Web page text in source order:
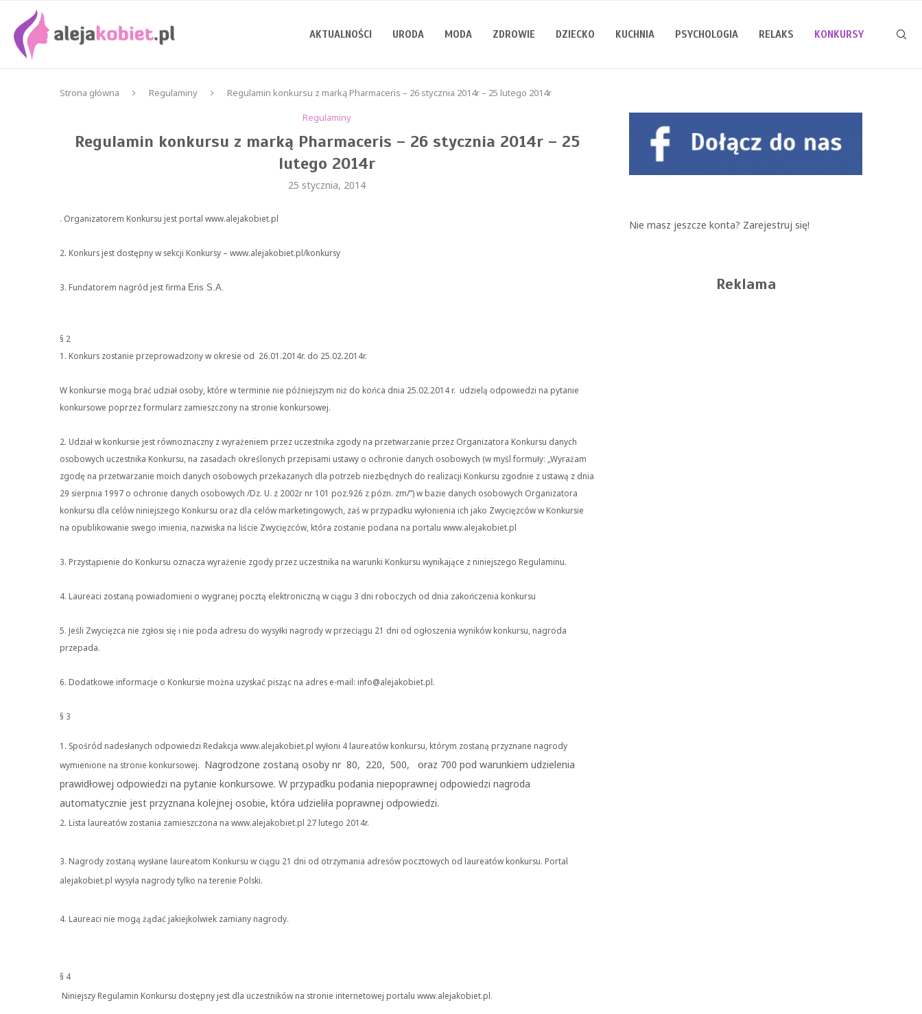
AKTUALNOŚCI URODA MODA ZDROWIE DZIECKO KUCHNIA PSYCHOLOGIA RELAKS KONKURSY
Strona główna Regulaminy
Regulamin konkursu z marką Pharmaceris – 26 stycznia 2014r – 25 lutego 2014r
Regulaminy
Regulamin konkursu z marką Pharmaceris – 26 stycznia 2014r – 25
lutego 2014r
25 stycznia, 2014
. Organizatorem Konkursu jest portal www.alejakobiet.pl
2. Konkurs jest dostępny w sekcji Konkursy – www.alejakobiet.pl/konkursy
3. Fundatorem nagród jest firma Eris S.A.
§ 2
1. Konkurs zostanie przeprowadzony w okresie od 26.01.2014r. do 25.02.2014r.
W konkursie mogą brać udział osoby, które w terminie nie późniejszym niż do końca dnia 25.02.2014 r. udzielą odpowiedzi na pytanie
konkursowe poprzez formularz zamieszczony na stronie konkursowej.
2. Udział w konkursie jest równoznaczny z wyrażeniem przez uczestnika zgody na przetwarzanie przez Organizatora Konkursu danych
osobowych uczestnika Konkursu, na zasadach określonych przepisami ustawy o ochronie danych osobowych (w myśl formuły: „Wyrażam
zgodę na przetwarzanie moich danych osobowych przekazanych dla potrzeb niezbędnych do realizacji Konkursu zgodnie z ustawą z dnia
29 sierpnia 1997 o ochronie danych osobowych /Dz. U. z 2002r nr 101 poz.926 z pózn. zm/”) w bazie danych osobowych Organizatora
konkursu dla celów niniejszego Konkursu oraz dla celów marketingowych, zaś w przypadku wyłonienia ich jako Zwycięzców w Konkursie
na opublikowanie swego imienia, nazwiska na liście Zwycięzców, która zostanie podana na portalu www.alejakobiet.pl
3. Przystąpienie do Konkursu oznacza wyrażenie zgody przez uczestnika na warunki Konkursu wynikające z niniejszego Regulaminu.
4. Laureaci zostaną powiadomieni o wygranej pocztą elektroniczną w ciągu 3 dni roboczych od dnia zakończenia konkursu
5. Jeśli Zwycięzca nie zgłosi się i nie poda adresu do wysyłki nagrody w przeciągu 21 dni od ogłoszenia wyników konkursu, nagroda
przepada.
6. Dodatkowe informacje o Konkursie można uzyskać pisząc na adres e-mail: info@alejakobiet.pl.
§ 3
1. Spośród nadesłanych odpowiedzi Redakcja www.alejakobiet.pl wyłoni 4 laureatów konkursu, którym zostaną przyznane nagrody
wymienione na stronie konkursowej. Nagrodzone zostaną osoby nr 80, 220, 500, oraz 700 pod warunkiem udzielenia
prawidłowej odpowiedzi na pytanie konkursowe. W przypadku podania niepoprawnej odpowiedzi nagroda
automatycznie jest przyznana kolejnej osobie, która udzieliła poprawnej odpowiedzi.
2. Lista laureatów zostania zamieszczona na www.alejakobiet.pl 27 lutego 2014r.
3. Nagrody zostaną wysłane laureatom Konkursu w ciągu 21 dni od otrzymania adresów pocztowych od laureatów konkursu. Portal
alejakobiet.pl wysyła nagrody tylko na terenie Polski.
4. Laureaci nie mogą żądać jakiejkolwiek zamiany nagrody.
§ 4
Niniejszy Regulamin Konkursu dostępny jest dla uczestników na stronie internetowej portalu www.alejakobiet.pl.
Nie masz jeszcze konta? Zarejestruj się!
Reklama